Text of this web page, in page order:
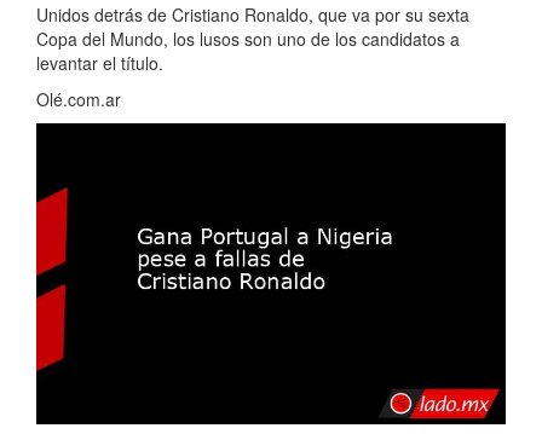
Unidos detrás de Cristiano Ronaldo, que va por su sexta
Copa del Mundo, los lusos son uno de los candidatos a
levantar el título.
Olé.com.ar